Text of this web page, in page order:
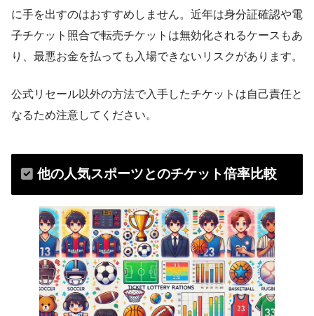
に手を出すのはおすすめしません。近年は身分証確認や電
子チケット照合で転売チケットは無効化されるケースもあ
り​、最悪お金を払っても入場できないリスクがあります。
公式リセール以外の方法で入手したチケットは自己責任と
なるため注意してください。
他の人気スポーツとのチケット倍率比較